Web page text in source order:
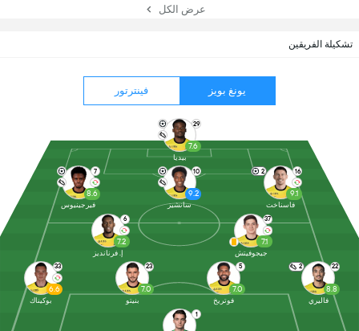
تشكيلة الفريقين
يونغ بويز فينترتور
1
33
6.6
بوكيناك
23
7.0
بنيتو
5
7.0
فوتريخ
22
2
8.8
فاليري
6
7.2
إ. فرنانديز
37
7.1
جيجوفيتش
7
8.6
فيرجينيوس
10
9.2
سانشيز
16
2
9.1
فاسناخت
29
7.6
بيديا
عرض الكل